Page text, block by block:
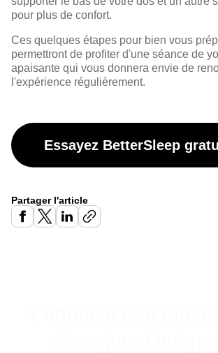
pour plus de confort.
Ces quelques étapes pour bien vous
permettront de profiter d'une séance de
apaisante qui vous donnera envie de
l'expérience régulièrement.
Essayez BetterSleep
Partager l'article